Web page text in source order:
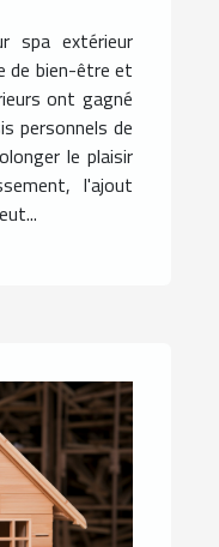
spa extérieur
de bien-être et
ont gagné
personnels de
le plaisir
l'ajout